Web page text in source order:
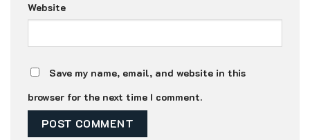
Website
Save my name, email, and website in this
browser for the next time I comment.